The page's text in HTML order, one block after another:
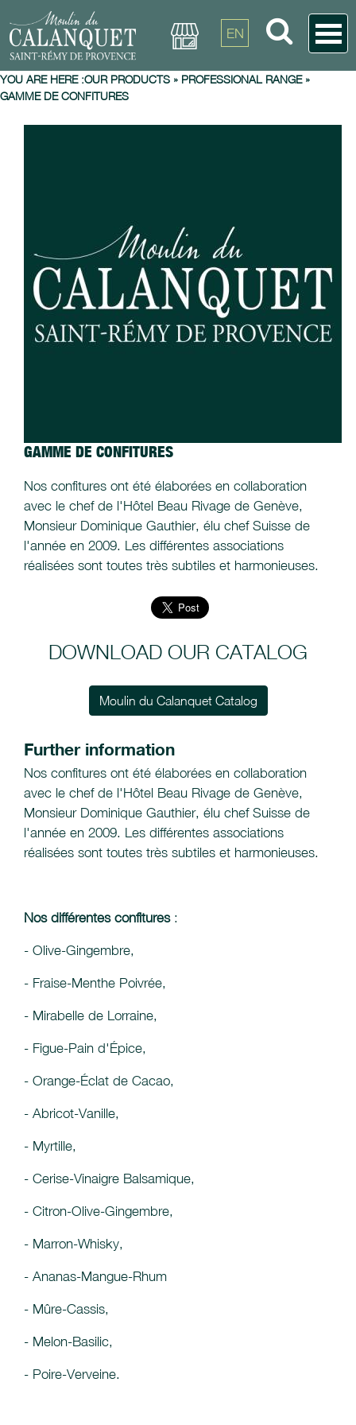
EN
YOU ARE HERE :OUR PRODUCTS » PROFESSIONAL RANGE»
GAMME DE CONFITURES
GAMME DE CONFITURES
Nos confitures ont été élaborées en collaboration
avec le chef de l'Hôtel Beau Rivage de Genève,
Monsieur Dominique Gauthier, élu chef Suisse de
l'année en 2009. Les différentes associations
réalisées sont toutes très subtiles et harmonieuses.
DOWNLOAD OUR CATALOG
Moulin du Calanquet Catalog
Further information
Nos confitures ont été élaborées en collaboration
avec le chef de l'Hôtel Beau Rivage de Genève,
Monsieur Dominique Gauthier, élu chef Suisse de
l'année en 2009. Les différentes associations
réalisées sont toutes très subtiles et harmonieuses.
Nos différentes confitures :
- Olive-Gingembre,
- Fraise-Menthe Poivrée,
- Mirabelle de Lorraine,
- Figue-Pain d'Épice,
- Orange-Éclat de Cacao,
- Abricot-Vanille,
- Myrtille,
- Cerise-Vinaigre Balsamique,
- Citron-Olive-Gingembre,
- Marron-Whisky,
- Ananas-Mangue-Rhum
- Mûre-Cassis,
- Melon-Basilic,
- Poire-Verveine.